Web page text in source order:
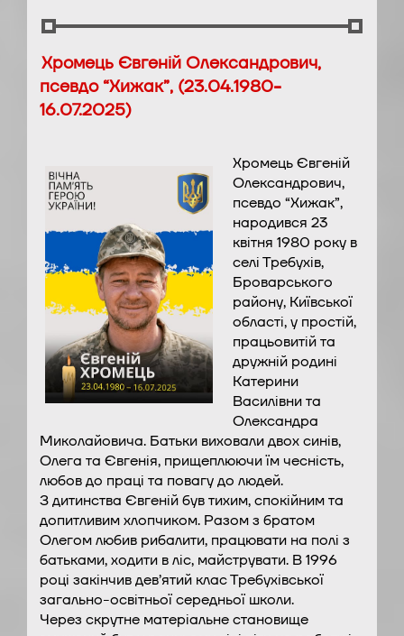
Хромець Євгеній Олександрович,
псевдо “Хижак”, (23.04.1980-
16.07.2025)
Хромець Євгеній
Олександрович,
псевдо “Хижак”,
народився 23
квітня 1980 року в
селі Требухів,
Броварського
району, Київської
області, у простій,
працьовитій та
дружній родині
Катерини
Василівни та
Олександра
Миколайовича. Батьки виховали двох синів,
Олега та Євгенія, прищеплюючи їм чесність,
любов до праці та повагу до людей.
З дитинства Євгеній був тихим, спокійним та
допитливим хлопчиком. Разом з братом
Олегом любив рибалити, працювати на полі з
батьками, ходити в ліс, майструвати. В 1996
році закінчив дев’ятий клас Требухівської
загально-освітньої середньої школи.
Через скрутне матеріальне становище